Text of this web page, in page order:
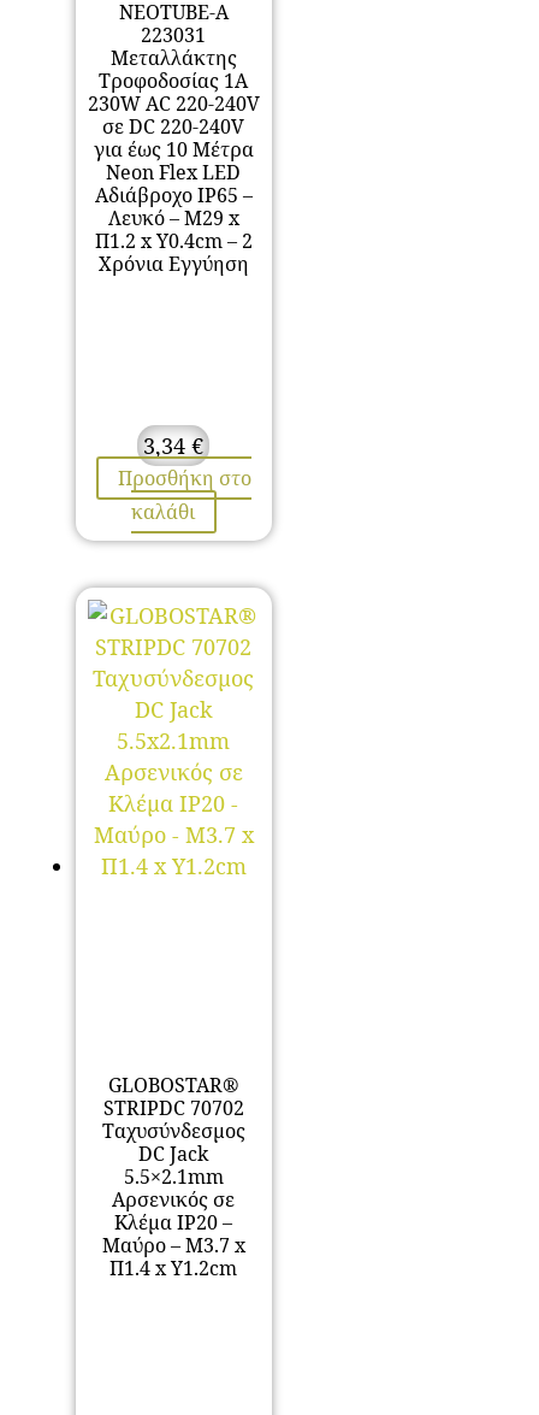
NEOTUBE-A
223031
Μεταλλάκτης
Τροφοδοσίας 1A
230W AC 220-240V
σε DC 220-240V
για έως 10 Μέτρα
Neon Flex LED
Αδιάβροχο IP65 –
Λευκό – Μ29 x
Π1.2 x Υ0.4cm – 2
Χρόνια Εγγύηση
3,34€
Προσθήκη στο
καλάθι
GLOBOSTAR®
STRIPDC 70702
Ταχυσύνδεσμος
DC Jack
5.5×2.1mm
Αρσενικός σε
Κλέμα IP20 –
Μαύρο – Μ3.7 x
Π1.4 x Υ1.2cm